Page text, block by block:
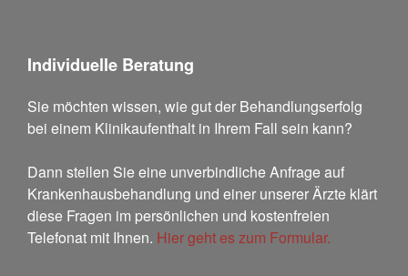
Individuelle Beratung
Sie möchten wissen, wie gut der Behandlungserfolg
bei einem Klinikaufenthalt in Ihrem Fall sein kann?
Dann stellen Sie eine unverbindliche Anfrage auf
Krankenhausbehandlung und einer unserer Ärzte klärt
diese Fragen im persönlichen und kostenfreien
Telefonat mit Ihnen. Hier geht es zum Formular.